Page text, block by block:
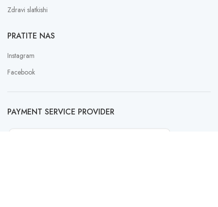
Zdravi slatkishi
PRATITE NAS
Instagram
Facebook
PAYMENT SERVICE PROVIDER